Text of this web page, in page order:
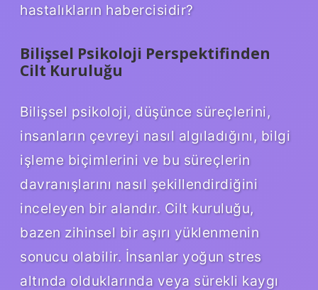
hastalıkların habercisidir?
Bilişsel Psikoloji Perspektifinden
Cilt Kuruluğu
Bilişsel psikoloji, düşünce süreçlerini,
insanların çevreyi nasıl algıladığını, bilgi
işleme biçimlerini ve bu süreçlerin
davranışlarını nasıl şekillendirdiğini
inceleyen bir alandır. Cilt kuruluğu,
bazen zihinsel bir aşırı yüklenmenin
sonucu olabilir. İnsanlar yoğun stres
altında olduklarında veya sürekli kaygı